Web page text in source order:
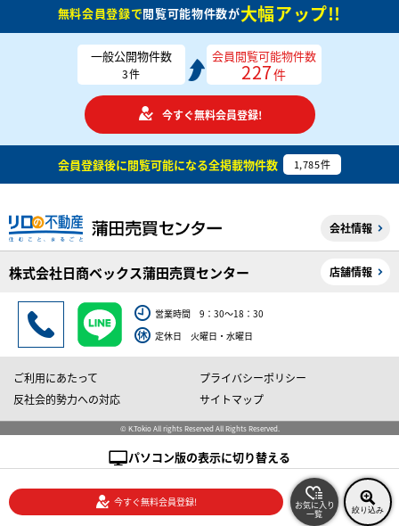
無料会員登録で閲覧可能物件数が大幅アップ!!
一般公開物件数
3件
会員閲覧可能物件数
227件
今すぐ無料会員登録!
会員登録後に閲覧可能になる全掲載物件数 1,785件
会社情報
株式会社日商ベックス蒲田売買センター 店舗情報
営業時間 9：30～18：30
定休日 火曜日・水曜日
ご利用にあたって
プライバシーポリシー
反社会的勢力への対応
サイトマップ
© K.Tokio All rights Reserved All Rights Reserved.
パソコン版の表示に切り替える
今すぐ無料会員登録! お気に入り
一覧 絞り込み